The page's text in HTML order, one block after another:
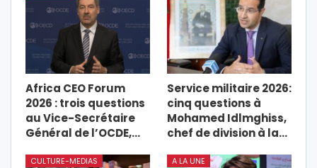
Africa CEO Forum
2026 : trois questions
au Vice-Secrétaire
Général de l’OCDE,…
Service militaire 2026:
cinq questions à
Mohamed Idlmghiss,
chef de division à la…
CULTURE-MEDIAS A LA UNE